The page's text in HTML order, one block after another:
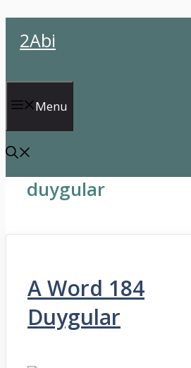
atla2Abi
Menu
duygular
A Word 184
Duygular